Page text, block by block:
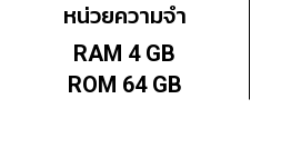
หน่วยความจำ
RAM 4 GB
ROM 64 GB